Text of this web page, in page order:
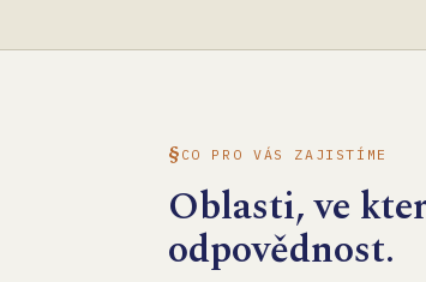
CO PRO VÁS ZAJISTÍME
Oblasti, ve
odpovědnost.